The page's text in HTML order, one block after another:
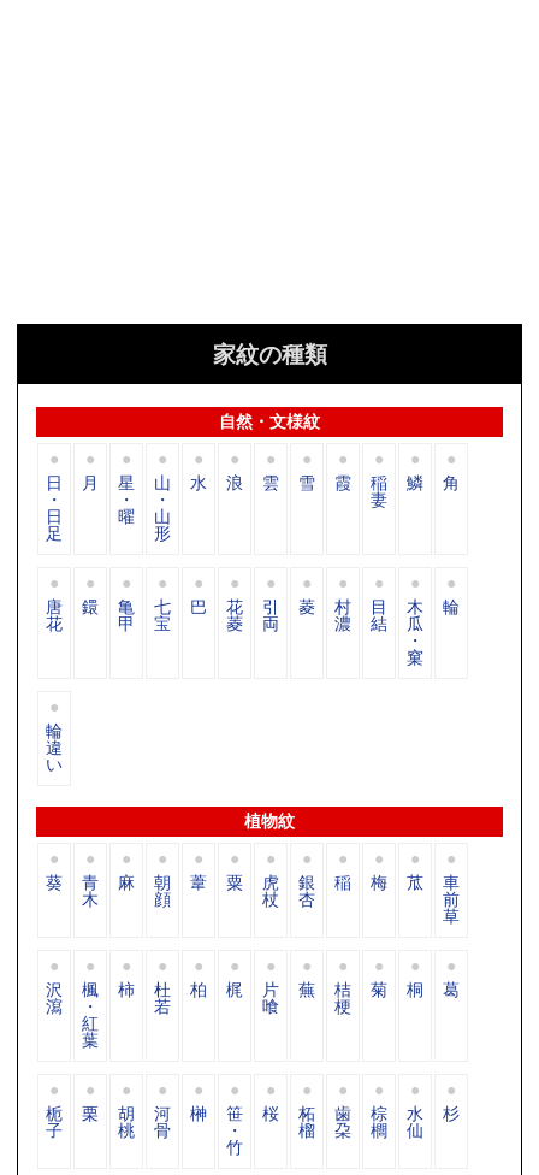
家紋の種類
自然・文様紋
日
・
日
足
月 星
・
曜
山
・
山
形
水 浪 雲 雪 霞 稲
妻
鱗 角
唐
花
鐶 亀
甲
七
宝
巴 花
菱
引
両
菱 村
濃
目
結
木
瓜
・
窠
輪
輪
違
い
植物紋
葵 青
木
麻 朝
顔
葦 粟 虎
杖
銀
杏
稲 梅 苽 車
前
草
沢
瀉
楓
・
紅
葉
柿 杜
若
柏 梶 片
喰
蕪 桔
梗
菊 桐 葛
栀
子
栗 胡
桃
河
骨
榊 笹
・
竹
桜 柘
榴
歯
朶
棕
櫚
水
仙
杉